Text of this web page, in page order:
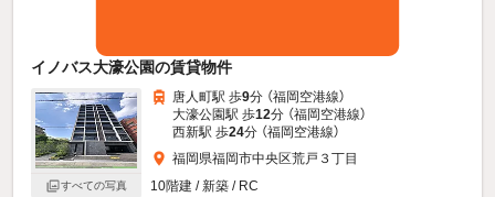
イノバス大濠公園の賃貸物件
すべての写真
唐人町駅 歩9分 （福岡空港線）
大濠公園駅 歩12分 （福岡空港線）
西新駅 歩24分 （福岡空港線）
福岡県福岡市中央区荒戸３丁目
10階建 / 新築 / RC